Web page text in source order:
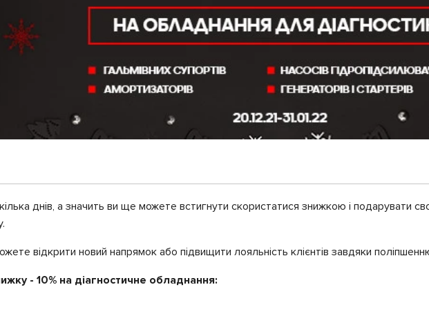
днів, а значить ви ще можете встигнути скористатися знижкою і подарувати
відкрити новий напрямок або підвищити лояльність клієнтів завдяки
- 10% на діагностичне обладнання: